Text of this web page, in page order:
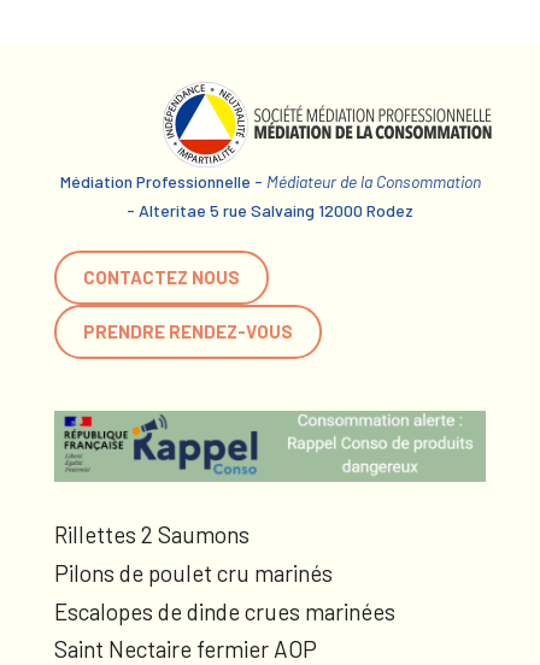
Médiation Professionnelle - Médiateur de la Consommation
- Alteritae 5 rue Salvaing 12000 Rodez
CONTACTEZ NOUS
PRENDRE RENDEZ-VOUS
Rillettes 2 Saumons
Pilons de poulet cru marinés
Escalopes de dinde crues marinées
Saint Nectaire fermier AOP